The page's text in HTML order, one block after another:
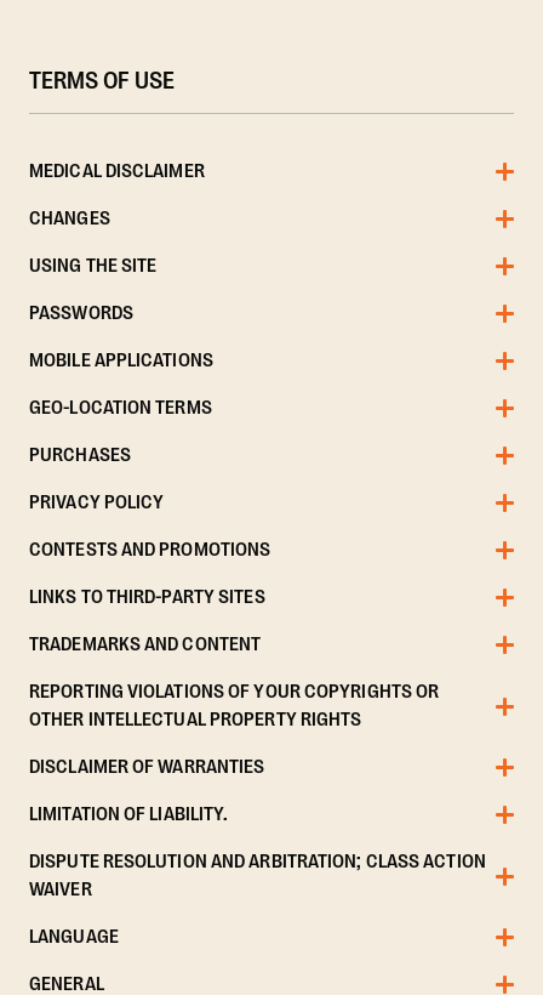
TERMS OF USE
MEDICAL DISCLAIMER
CHANGES
USING THE SITE
PASSWORDS
MOBILE APPLICATIONS
GEO-LOCATION TERMS
PURCHASES
PRIVACY POLICY
CONTESTS AND PROMOTIONS
LINKS TO THIRD-PARTY SITES
TRADEMARKS AND CONTENT
REPORTING VIOLATIONS OF YOUR COPYRIGHTS OR
OTHER INTELLECTUAL PROPERTY RIGHTS
DISCLAIMER OF WARRANTIES
LIMITATION OF LIABILITY.
DISPUTE RESOLUTION AND ARBITRATION; CLASS ACTION
WAIVER
LANGUAGE
GENERAL